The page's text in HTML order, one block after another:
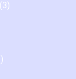
(3)